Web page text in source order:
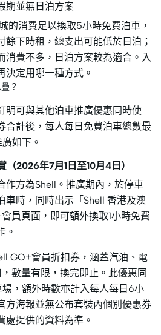
期並無日泊方案
的消費足以換取5小時免費泊車，
餘下時租，總支出可能低於日泊；
消費不多，日泊方案較為適合。入
決定用哪一種方式。
？
明可與其他泊車推廣優惠同時使
合計後，每人每日免費泊車總數最
如下。
2026年7月1日至10月4日）
作方為Shell。推廣期內，於停車
車時，同時出示「Shell 香港及澳
員頁面，即可額外換取1小時免費
。
GO+會員折扣券，涵蓋汽油、電
數量有限，換完即止。此優惠同
，額外時數亦計入每人每日6小
方海報並無公布套裝內個別優惠券
處提供的資料為準。